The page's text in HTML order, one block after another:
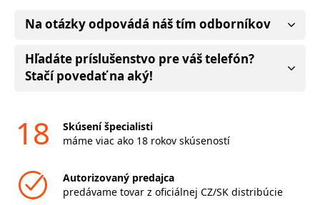
Na otázky odpovádá náš tím odborníkov
Hľadáte príslušenstvo pre váš telefón?
Stačí povedať na aký!
18
Skúsení špecialisti
máme viac ako 18 rokov skúseností
Autorizovaný predajca
predávame tovar z oficiálnej CZ/SK distribúcie